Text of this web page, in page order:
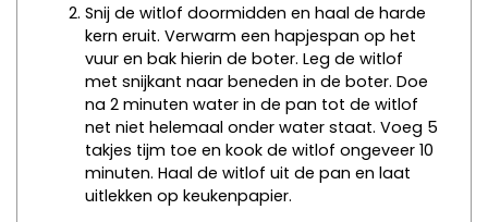
Snij de witlof doormidden en haal de harde
kern eruit. Verwarm een hapjespan op het
vuur en bak hierin de boter. Leg de witlof
met snijkant naar beneden in de boter. Doe
na 2 minuten water in de pan tot de witlof
net niet helemaal onder water staat. Voeg 5
takjes tijm toe en kook de witlof ongeveer 10
minuten. Haal de witlof uit de pan en laat
uitlekken op keukenpapier.